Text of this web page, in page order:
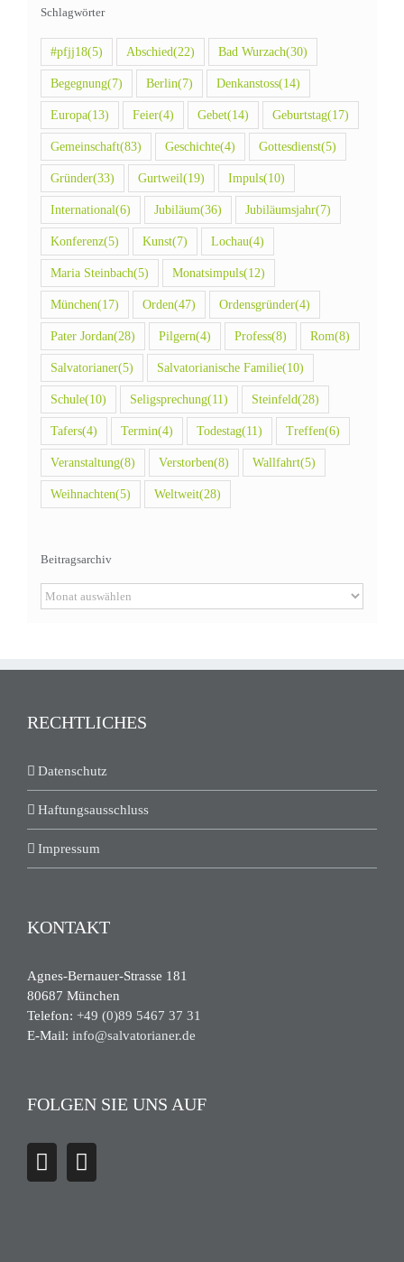
Schlagwörter
#pfjj18(5) Abschied(22) Bad Wurzach(30)
Begegnung(7) Berlin(7) Denkanstoss(14)
Europa(13) Feier(4) Gebet(14) Geburtstag(17)
Gemeinschaft(83) Geschichte(4) Gottesdienst(5)
Gründer(33) Gurtweil(19) Impuls(10)
International(6) Jubiläum(36) Jubiläumsjahr(7)
Konferenz(5) Kunst(7) Lochau(4)
Maria Steinbach(5) Monatsimpuls(12)
München(17) Orden(47) Ordensgründer(4)
Pater Jordan(28) Pilgern(4) Profess(8) Rom(8)
Salvatorianer(5) Salvatorianische Familie(10)
Schule(10) Seligsprechung(11) Steinfeld(28)
Tafers(4) Termin(4) Todestag(11) Treffen(6)
Veranstaltung(8) Verstorben(8) Wallfahrt(5)
Weihnachten(5) Weltweit(28)
Beitragsarchiv
Beitragsarchiv
RECHTLICHES
Datenschutz
Haftungsausschluss
Impressum
KONTAKT
Agnes-Bernauer-Strasse 181
80687 München
Telefon: +49 (0)89 5467 37 31
E-Mail: info@salvatorianer.de
FOLGEN SIE UNS AUF